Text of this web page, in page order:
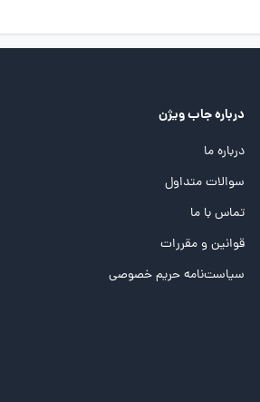
درباره جاب ویژن
درباره ما
سوالات متداول
تماس با ما
قوانین و مقررات
سیاست‌نامه حریم خصوصی